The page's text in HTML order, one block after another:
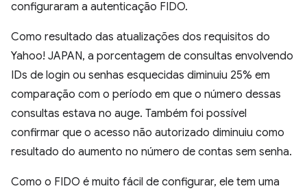
configuraram a autenticação FIDO.
Como resultado das atualizações dos requisitos do
Yahoo! JAPAN, a porcentagem de consultas envolvendo
IDs de login ou senhas esquecidas diminuiu 25% em
comparação com o período em que o número dessas
consultas estava no auge. Também foi possível
confirmar que o acesso não autorizado diminuiu como
resultado do aumento no número de contas sem senha.
Como o FIDO é muito fácil de configurar, ele tem uma